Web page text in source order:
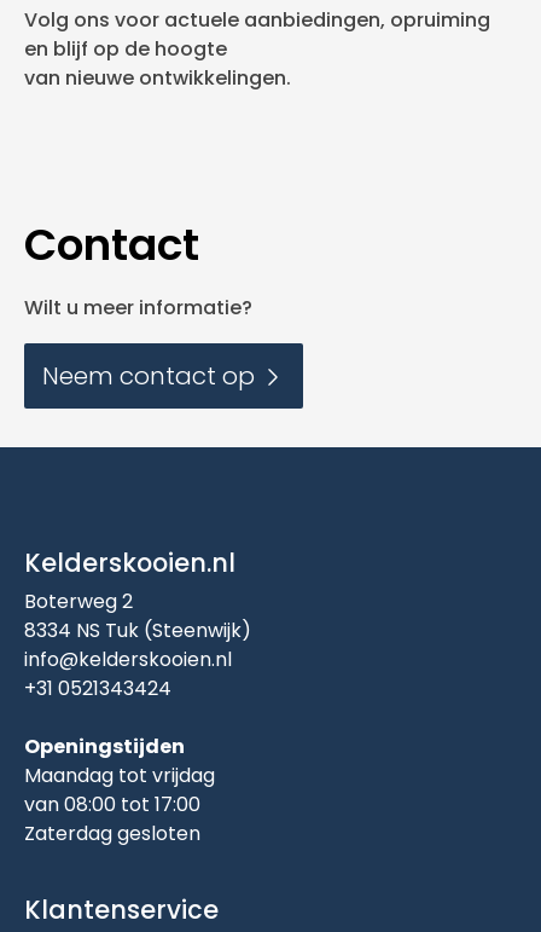
Volg ons voor actuele aanbiedingen, opruiming
en blijf op de hoogte
van nieuwe ontwikkelingen.
Contact
Wilt u meer informatie?
Neem contact op
Kelderskooien.nl
Boterweg 2
8334 NS Tuk (Steenwijk)
info@kelderskooien.nl
+31 0521343424
Openingstijden
Maandag tot vrijdag
van 08:00 tot 17:00
Zaterdag gesloten
Klantenservice